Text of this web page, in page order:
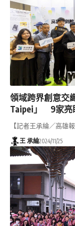
領域跨界創意
Taipei」 9家亮
【記者王承綸／高雄
王 承綸2024/11/25